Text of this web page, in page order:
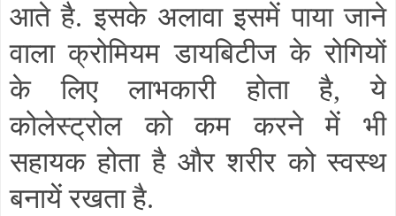
आते है. इसके अलावा इसमें पाया जाने
वाला क्रोमियम डायबिटीज के रोगियों
के लिए लाभकारी होता है,ये
कोलेस्ट्रोल को कम करने में भी
सहायक होता है और शरीर को स्वस्थ
बनायें रखता है.